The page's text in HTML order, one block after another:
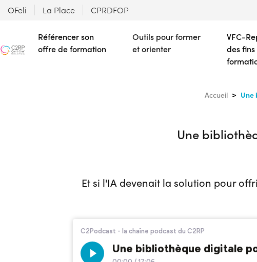
OFeli La Place CPRDFOP
Référencer son
offre de formation
Outils pour former
et orienter
VFC-
des
Accueil
Une
Et si l'IA devenait la solution pour